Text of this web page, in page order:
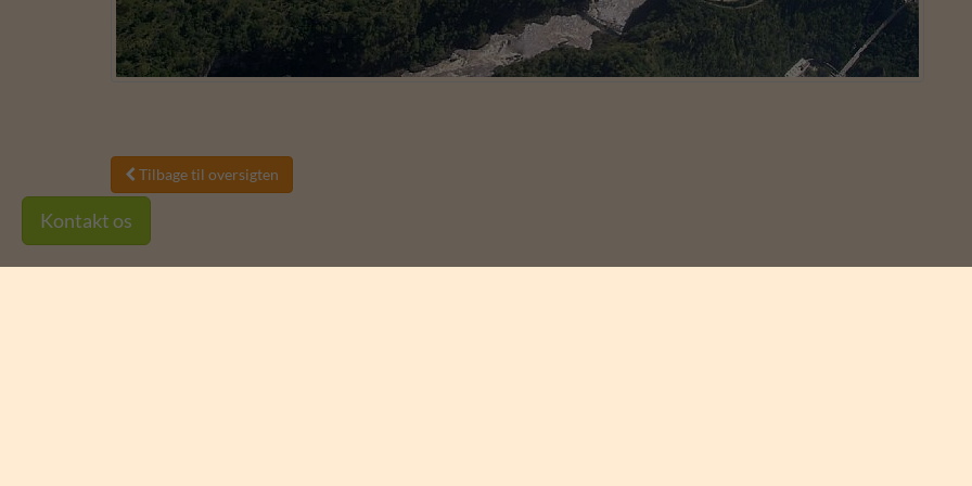
 Tilbage til oversigten
Kontakt os